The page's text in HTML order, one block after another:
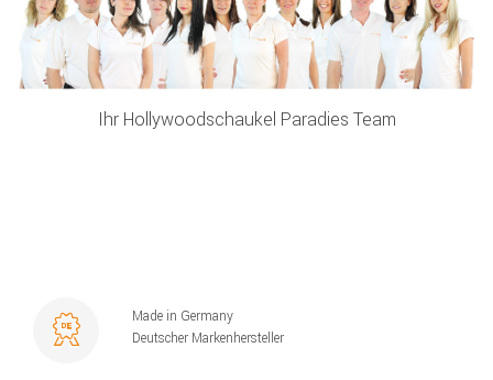
Ihr Hollywoodschaukel Paradies Team
Made in Germany
Deutscher Markenhersteller